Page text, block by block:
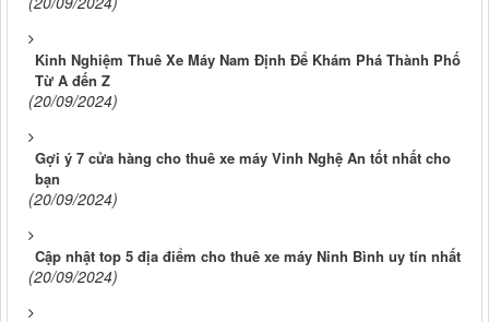
Kinh Nghiệm Thuê Xe Máy Nam Định Để Khám Phá Thành Phố
Từ A đến Z
(20/09/2024)
Gợi ý 7 cửa hàng cho thuê xe máy Vinh Nghệ An tốt nhất cho
bạn
(20/09/2024)
Cập nhật top 5 địa điểm cho thuê xe máy Ninh Bình uy tín nhất
(20/09/2024)